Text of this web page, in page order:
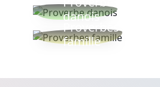
danois
Proverbes
famille